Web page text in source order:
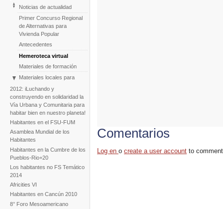
Noticias de actualidad
Primer Concurso Regional
de Alternativas para
Vivienda Popular
Antecedentes
Hemeroteca virtual
Materiales de formación
Materiales locales para
viviendas populares
Blog: Territorios,
Gobernanza y Democracia
2012: iLuchando y
construyendo en solidaridad la
Vía Urbana y Comunitaria para
habitar bien en nuestro planeta!
Habitantes en el FSU-FUM
Asamblea Mundial de los
Habitantes
Habitantes en la Cumbre de los
Pueblos-Rio+20
Los habitantes no FS Temático
2014
Africities VI
Habitantes en Cancún 2010
8° Foro Mesoamericano
Comentarios
Log enocreate a user account to